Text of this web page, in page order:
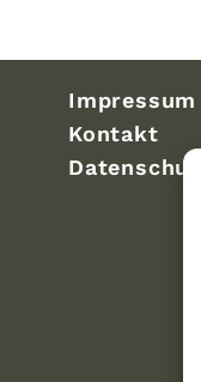
Impressum
Kontakt
Datenschutz